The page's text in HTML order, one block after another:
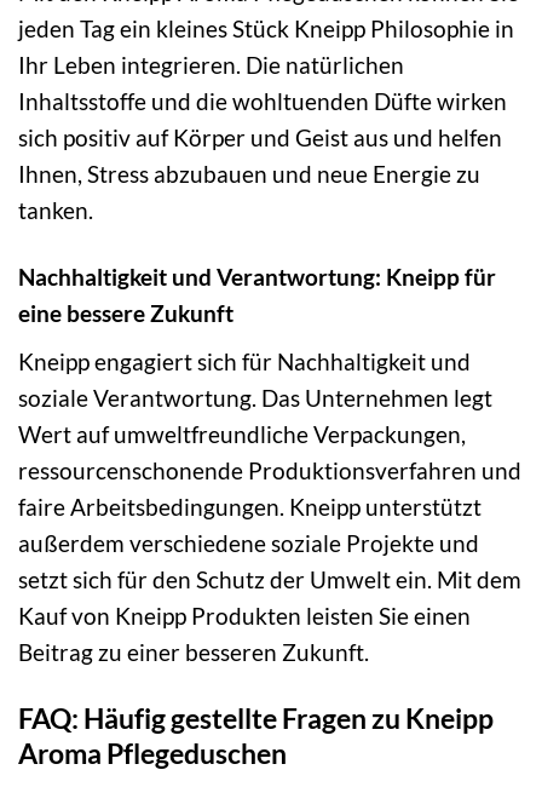
jeden Tag ein kleines Stück Kneipp Philosophie in
Ihr Leben integrieren. Die natürlichen
Inhaltsstoffe und die wohltuenden Düfte wirken
sich positiv auf Körper und Geist aus und helfen
Ihnen, Stress abzubauen und neue Energie zu
tanken.
Nachhaltigkeit und Verantwortung: Kneipp für
eine bessere Zukunft
Kneipp engagiert sich für Nachhaltigkeit und
soziale Verantwortung. Das Unternehmen legt
Wert auf umweltfreundliche Verpackungen,
ressourcenschonende Produktionsverfahren und
faire Arbeitsbedingungen. Kneipp unterstützt
außerdem verschiedene soziale Projekte und
setzt sich für den Schutz der Umwelt ein. Mit dem
Kauf von Kneipp Produkten leisten Sie einen
Beitrag zu einer besseren Zukunft.
FAQ: Häufig gestellte Fragen zu Kneipp
Aroma Pflegeduschen